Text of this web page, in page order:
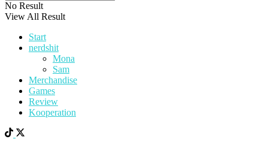
No Result
View All Result
Start
nerdshit
Mona
Sam
Merchandise
Games
Review
Kooperation